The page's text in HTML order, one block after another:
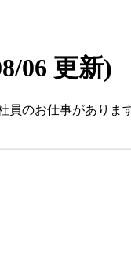
06 更新)
のお仕事がありま